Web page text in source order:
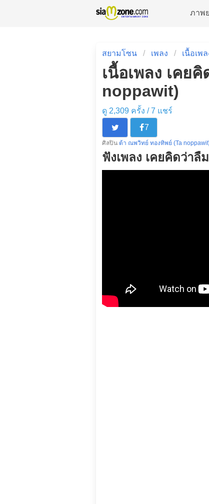
ภาพ
สยามโซน เพลง เนื้อเพล
เนื้อเพลง เคย
noppawit)
ดู 2,309 ครั้ง /7 แชร์
7
ศิลปิน ต้า ณพวิทย์ ทองทิพย์ (Ta
ฟังเพลง เคยคิดว่าลื